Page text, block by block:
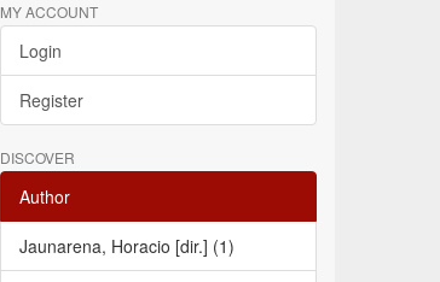
MY ACCOUNT
Login
Register
DISCOVER
Author
Jaunarena, Horacio [dir.] (1)